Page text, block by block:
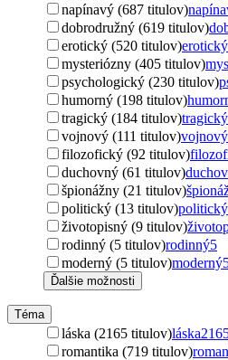
napínavý (687 titulov)
dobrodružný (619 titulov)
erotický (520 titulov)erotický
mysteriózny (405 titulov)
psychologický (230 titulov)
humorný (198 titulov)
tragický (184 titulov)tragický
vojnový (111 titulov)vojnový
filozofický (92 titulov)
duchovný (61 titulov)
špionážny (21 titulov)
politický (13 titulov)politický
životopisný (9 titulov)
rodinný (5 titulov)rodinný5
moderný (5 titulov)moderný
Ďalšie možnosti
Téma
láska (2165 titulov)láska
romantika (719 titulov)